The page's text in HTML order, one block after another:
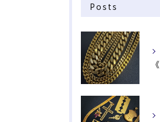
Posts